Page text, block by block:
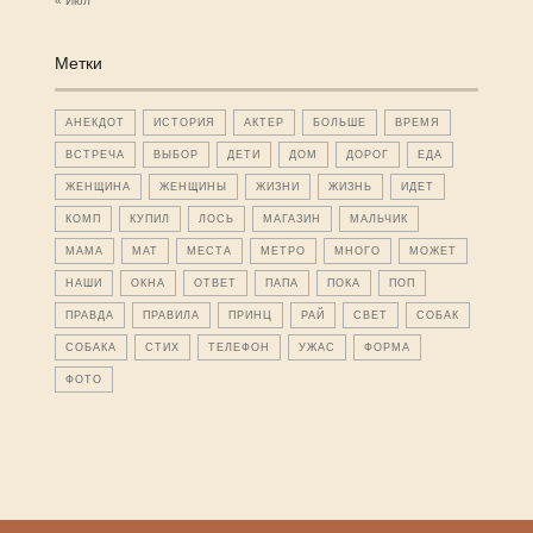
Метки
АНЕКДОТ ИСТОРИЯ АКТЕР БОЛЬШЕ ВРЕМЯ
ВСТРЕЧА ВЫБОР ДЕТИ ДОМ ДОРОГ ЕДА
ЖЕНЩИНА ЖЕНЩИНЫ ЖИЗНИ ЖИЗНЬ ИДЕТ
КОМП КУПИЛ ЛОСЬ МАГАЗИН МАЛЬЧИК
МАМА МАТ МЕСТА МЕТРО МНОГО МОЖЕТ
НАШИ ОКНА ОТВЕТ ПАПА ПОКА ПОП
ПРАВДА ПРАВИЛА ПРИНЦ РАЙ СВЕТ СОБАК
СОБАКА СТИХ ТЕЛЕФОН УЖАС ФОРМА
ФОТО